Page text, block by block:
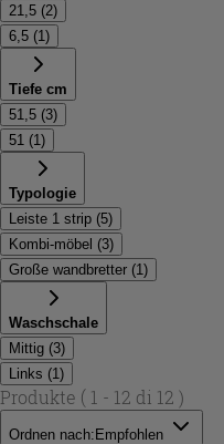
21,5 (2)
6,5 (1 )
Tiefe cm
51,5 (3)
51 (1 )
Typologie
Leiste 1 strip (5)
Kombi-möbel (3)
Große wandbretter (1 )
Waschschale
Mittig (3)
Links (1 )
Produkte ( 1 - 12 di 12 )
Ordnen nach: Empfohlen